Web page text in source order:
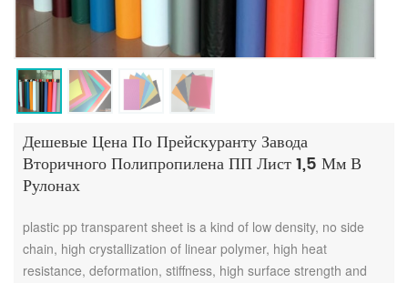
Дешевые Цена По Прейскуранту Завода
Вторичного Полипропилена ПП Лист 1,5 Мм В
Рулонах
plastic pp transparent sheet is a kind of low density, no side
chain, high crystallization of linear polymer, high heat
resistance, deformation, stiffness, high surface strength and